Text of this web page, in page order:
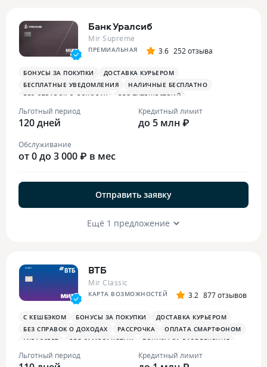
Банк Уралсиб
Mir Supreme
ПРЕМИАЛЬНАЯ 3.6 252 отзыва
БОНУСЫ ЗА ПОКУПКИ
ДОСТАВКА КУРЬЕРОМ
БЕСПЛАТНЫЕ УВЕДОМЛЕНИЯ
НАЛИЧНЫЕ БЕСПЛАТНО
БЕЗ СПРАВОК О ДОХОДАХ
ДЛЯ ПУТЕШЕСТВИЙ
ОПЛАТА СМАРТФОНОМ
MIRACCEPT
БИЗНЕС-ЗАЛЫ
БЕСПЛАТНАЯ ТУРИСТИЧЕСКАЯ СТРАХОВКА
Льготный период
120 дней
Кредитный лимит
до 5 млн ₽
Обслуживание
от 0 до 3 000 ₽ в мес
Отправить заявку
Ещё 1 предложение
ВТБ
Mir Classic
КАРТА ВОЗМОЖНОСТЕЙ 3.2 877 отзывов
С КЕШБЭКОМ БОНУСЫ ЗА ПОКУПКИ
ДОСТАВКА КУРЬЕРОМ
БЕЗ СПРАВОК О ДОХОДАХ
РАССРОЧКА
ОПЛАТА СМАРТФОНОМ
MIRACCEPT
ДЛЯ САМОЗАНЯТЫХ
БОНУСЫ ЗА РАЗВЛЕЧЕНИЯ
ПЛАТЕЖНЫЙ СТИКЕР
Льготный период Кредитный лимит